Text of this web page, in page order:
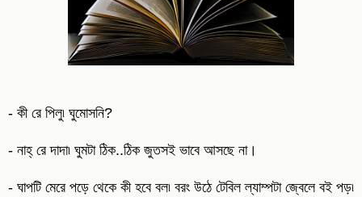
- কী রে পিলু৷ ঘুমোসনি?
- নাহ্ রে দাদা৷ ঘুমটা ঠিক..ঠিক জুতসই ভাবে আসছে না।
- ঘাপটি মেরে পড়ে থেকে কী হবে বল৷ বরং উঠে টেবিল ল্যাম্পটা জ্বেলে বই পড়৷